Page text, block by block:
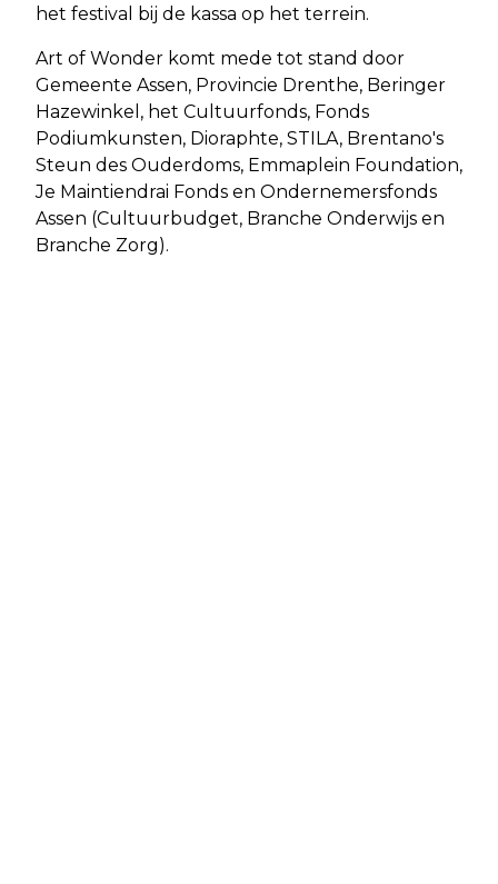
het festival bij de kassa op het terrein.
Art of Wonder komt mede tot stand door
Gemeente Assen, Provincie Drenthe, Beringer
Hazewinkel, het Cultuurfonds, Fonds
Podiumkunsten, Dioraphte, STILA, Brentano's
Steun des Ouderdoms, Emmaplein Foundation,
Je Maintiendrai Fonds en Ondernemersfonds
Assen (Cultuurbudget, Branche Onderwijs en
Branche Zorg).